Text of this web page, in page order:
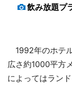
飲み放題プ
1992年のホテ
広さ約1000平方
によってはラン